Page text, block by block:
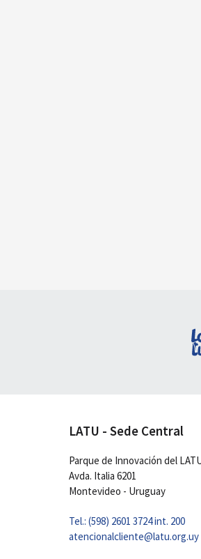
LATU - Sede Central
Parque de Innovación del
Avda. Italia 6201
Montevideo - Uruguay
Tel.: (598) 2601 3724 int. 200
atencionalcliente@latu.org.uy